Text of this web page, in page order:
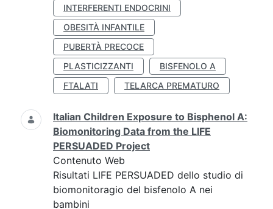
INTERFERENTI ENDOCRINI
OBESITÀ INFANTILE
PUBERTÀ PRECOCE
PLASTICIZZANTI
BISFENOLO A
FTALATI
TELARCA PREMATURO
Italian Children Exposure to Bisphenol A:
Biomonitoring Data from the LIFE
PERSUADED Project
Contenuto Web
Risultati LIFE PERSUADED dello studio di
biomonitoragio del bisfenolo A nei
bambini